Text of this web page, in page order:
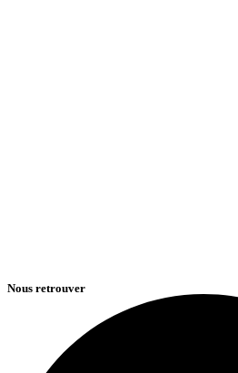
Nous retrouver